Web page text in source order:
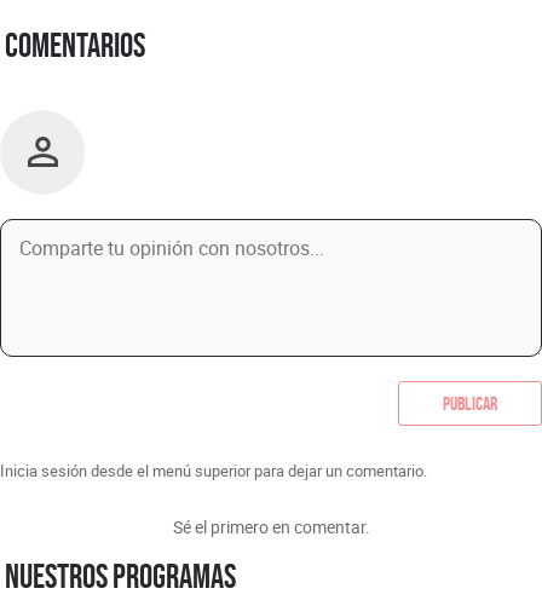
Comentarios
Publicar
Inicia sesión desde el menú superior para dejar un comentario.
Sé el primero en comentar.
Nuestros programas